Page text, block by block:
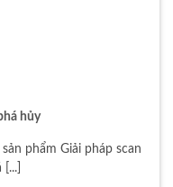
hủy
phẩm Giải pháp scan